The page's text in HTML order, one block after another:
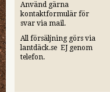
Använd gärna
kontaktformulär för
svar via mail.
All försäljning görs via
lantdäck.se EJ genom
telefon.